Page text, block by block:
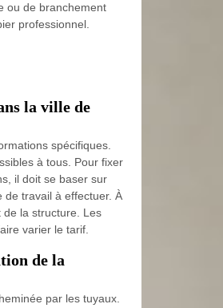
ou de branchement
professionnel.
la ville de
spécifiques.
à tous. Pour fixer
il doit se baser sur
de travail à effectuer. À
la structure. Les
varier le tarif.
de la
par les tuyaux.